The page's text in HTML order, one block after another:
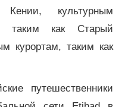
Кении, культурным
таким как Старый
курортам, таким как
путешественники